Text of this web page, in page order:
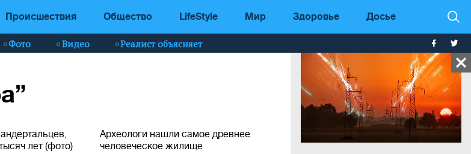
Происшествия Общество LifeStyle Мир Здоровье Досье
Фото Видео Реалист объясняет
лет (фото)
Археологи нашли самое древнее
человеческое жилище